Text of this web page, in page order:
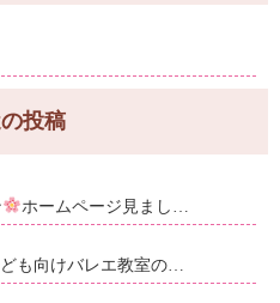
投稿
ホームページ見まし…
も向けバレエ教室の…